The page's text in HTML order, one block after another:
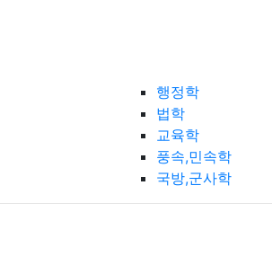
행정학
법학
교육학
풍속,민속학
국방,군사학